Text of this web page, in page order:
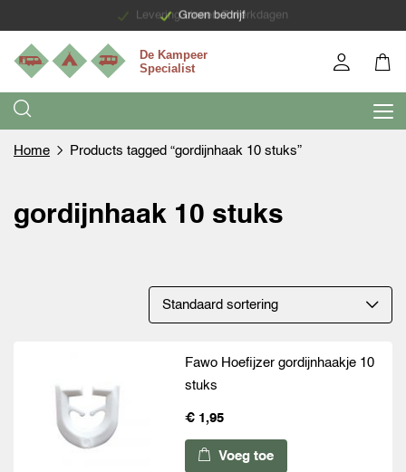
Groen bedrijf
Levering binnen 7 werkdagen
Home Products tagged “gordijnhaak 10 stuks”
gordijnhaak 10 stuks
Fawo Hoefijzer gordijnhaakje 10
stuks
€ 1,95
Voeg toe